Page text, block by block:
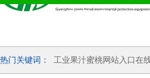
线无限看免费中
热门关键词： 工业果汁蜜桃网站入口在